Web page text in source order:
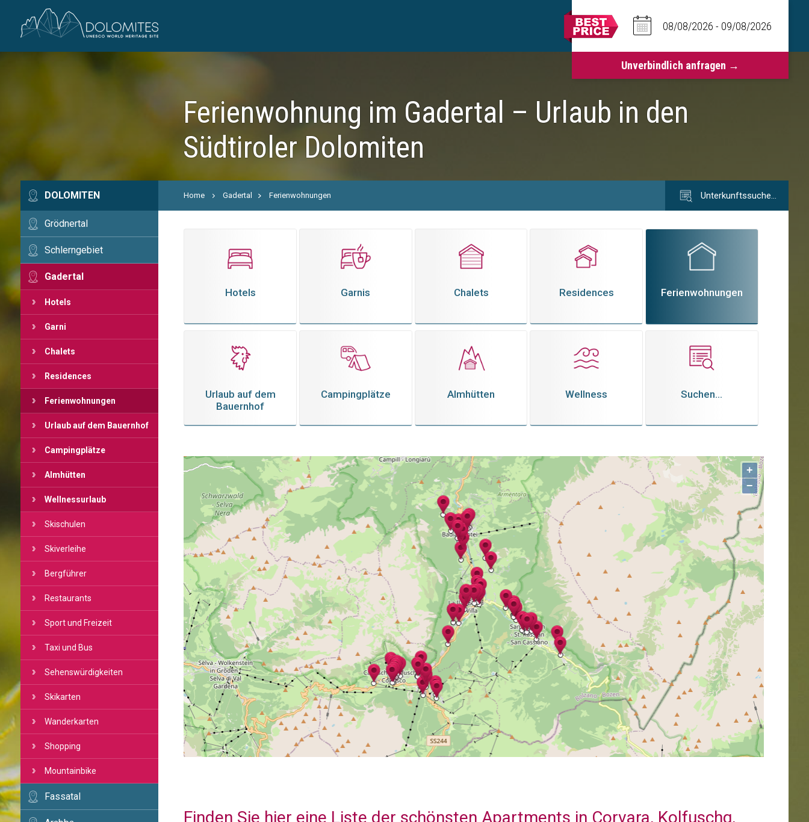
Ferienwohnung im Gadertal – Urlaub in den
Südtiroler Dolomiten
DOLOMITEN
Grödnertal
Schlerngebiet
Gadertal
Hotels
Garni
Chalets
Residences
Ferienwohnungen
Urlaub auf dem Bauernhof
Campingplätze
Almhütten
Wellnessurlaub
Skischulen
Skiverleihe
Bergführer
Restaurants
Sport und Freizeit
Taxi und Bus
Sehenswürdigkeiten
Skikarten
Wanderkarten
Shopping
Mountainbike
Fassatal
Home Gadertal Ferienwohnungen Unterkunftssuche…
Hotels Garnis Chalets Residences Ferienwohnungen
Urlaub auf dem
Bauernhof
Campingplätze Almhütten Wellness Suchen...
+
−
Finden Sie hier eine Liste der schönsten Apartments in Corvara, Kolfuschg,